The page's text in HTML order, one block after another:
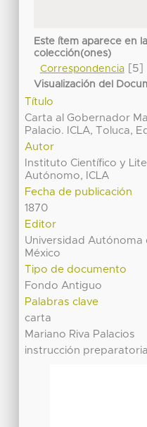
Este ítem aparece en
colección(ones)
Correspondencia[5]
Visualización del
Título
Carta al Gobernador
Palacio. ICLA, Toluca,
Autor
Instituto Científico y
Autónomo, ICLA
Fecha de publicación
1870
Editor
Universidad Autónoma
México
Tipo de documento
Fondo Antiguo
Palabras clave
carta
Mariano Riva Palacios
instrucción preparatoria